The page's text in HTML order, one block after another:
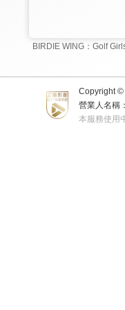
BIRDIE WING：Golf
Copyright ©
營業人名稱
本服務使用